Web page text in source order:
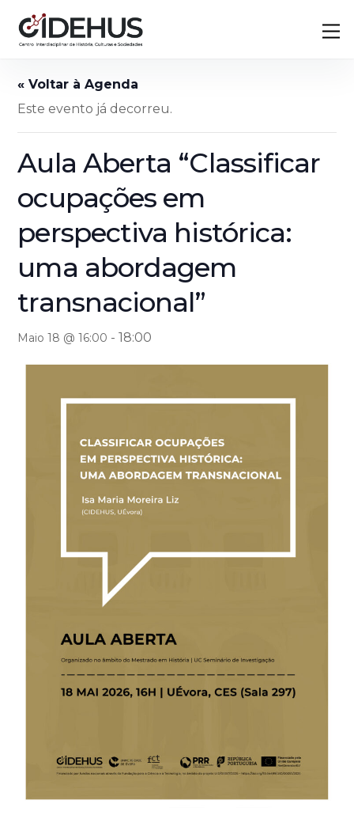
content
Este evento já decorreu.
Aula Aberta “Classificar
ocupações em
perspectiva histórica:
uma abordagem
transnacional”
Maio 18 @ 16:00 -18:00